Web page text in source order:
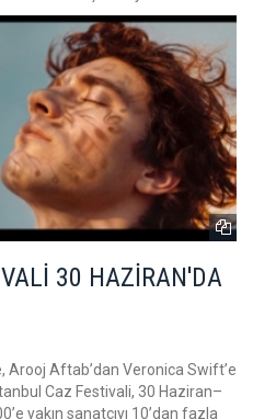
30 HAZİRAN'DA
Arooj Aftab’dan Veronica Swift’e
Caz Festivali, 30 Haziran–
yakın sanatçıyı 10’dan fazla